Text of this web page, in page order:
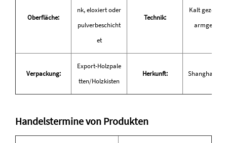
Oberfläche:
nk, eloxiert oder
pulverbeschicht
et
Technik:
Kalt
armgewalzt
Verpackung:
Export-Holzpale
tten/Holzkisten
Herkunft: Shanghai,
Handelstermine von Produkten